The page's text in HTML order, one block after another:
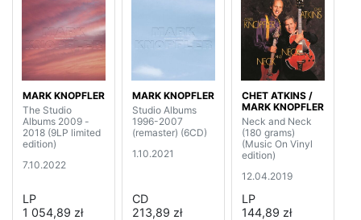
MARK KNOPFLER
The Studio
Albums 2009 -
2018 (9LP limited
edition)
7.10.2022
LP
1 054,89 zł
MARK KNOPFLER
Studio Albums
1996-2007
(remaster) (6CD)
1.10.2021
CD
213,89 zł
CHET ATKINS /
MARK KNOPFLER
Neck and Neck
(180 grams)
(Music On Vinyl
edition)
12.04.2019
LP
144,89 zł